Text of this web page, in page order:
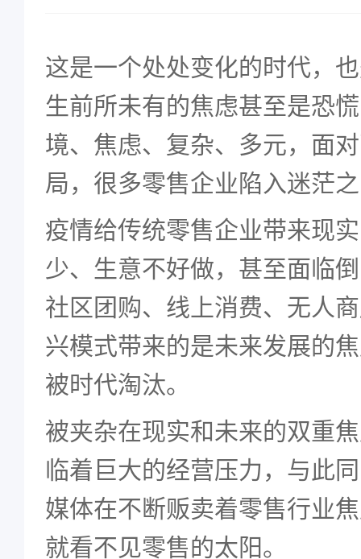
这是一个处处变化的时代，
生前所未有的焦虑甚至是恐
境、焦虑、复杂、多元，面
局，很多零售企业陷入迷茫
疫情给传统零售企业带来现
少、生意不好做，甚至面临
社区团购、线上消费、无人
兴模式带来的是未来发展的
被时代淘汰。
被夹杂在现实和未来的双重
临着巨大的经营压力，与此
媒体在不断贩卖着零售行业
就看不见零售的太阳。